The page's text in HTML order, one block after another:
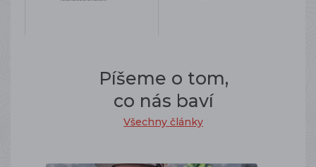
Píšeme o tom,
co nás baví
Všechny články